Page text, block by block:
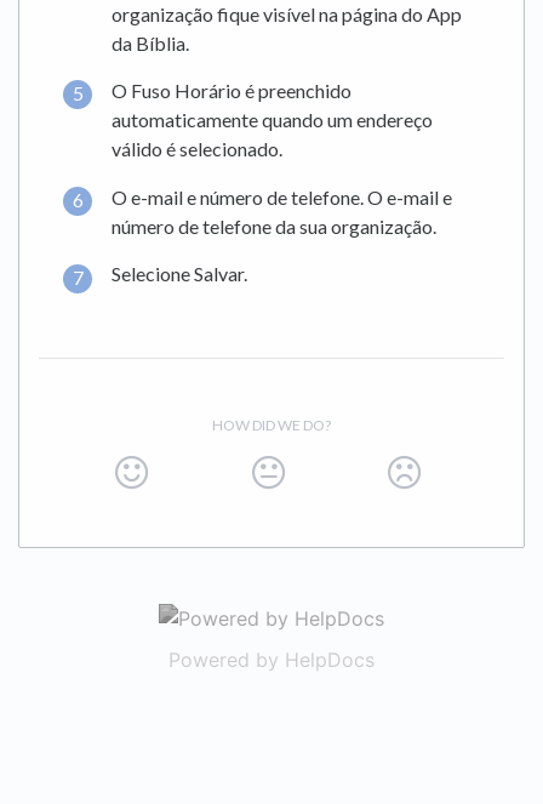
organização fique visível na página do App
da Bíblia.
O Fuso Horário é preenchido
automaticamente quando um endereço
válido é selecionado.
O e-mail e número de telefone. O e-mail e
número de telefone da sua organização.
Selecione Salvar.
HOW DID WE DO?
Powered by HelpDocs